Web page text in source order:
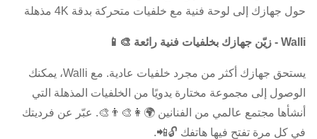
حول جهازك إلى لوحة فنية مع خلفيات متحركة بدقة 4K مذهلة
Walli - زيّن جهازك بخلفيات فنية رائعة 🎨📱
يستحق جهازك أكثر من مجرد خلفيات عادية. مع Walli، يمكنك
الوصول إلى مجموعة مختارة يدويًا من الخلفيات المذهلة التي
أنشأها مجتمع عالمي من الفنانين 🌍👩‍🎨👨‍🎨. عبّر عن فرديتك
في كل مرة تفتح فيها هاتفك 🔓📲.